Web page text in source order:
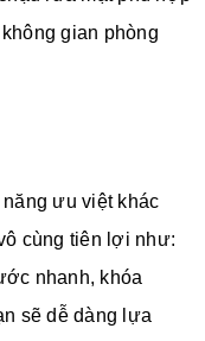
gian phòng
ưu việt khác
cùng tiên lợi như:
nhanh, khóa
sẽ dễ dàng lựa